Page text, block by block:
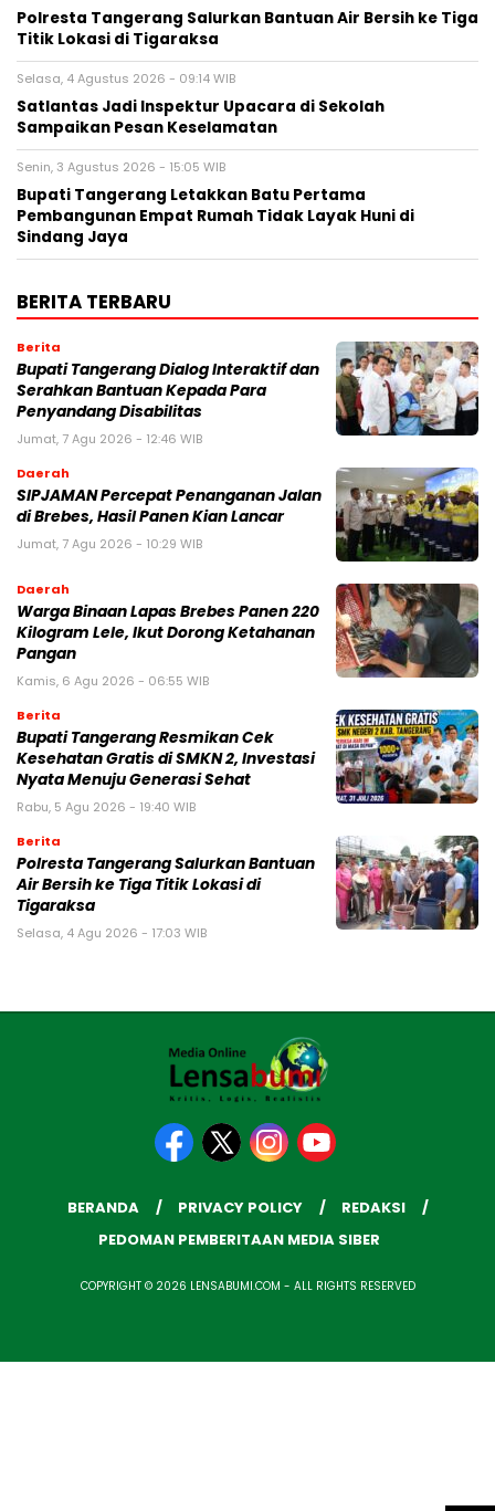
Polresta Tangerang Salurkan Bantuan Air Bersih ke Tiga
Titik Lokasi di Tigaraksa
Selasa, 4 Agustus 2026 - 09:14 WIB
Satlantas Jadi Inspektur Upacara di Sekolah
Sampaikan Pesan Keselamatan
Senin, 3 Agustus 2026 - 15:05 WIB
Bupati Tangerang Letakkan Batu Pertama
Pembangunan Empat Rumah Tidak Layak Huni di
Sindang Jaya
BERITA TERBARU
Berita
Bupati Tangerang Dialog Interaktif dan
Serahkan Bantuan Kepada Para
Penyandang Disabilitas
Jumat, 7 Agu 2026 - 12:46 WIB
Daerah
SIPJAMAN Percepat Penanganan Jalan
di Brebes, Hasil Panen Kian Lancar
Jumat, 7 Agu 2026 - 10:29 WIB
Daerah
Warga Binaan Lapas Brebes Panen 220
Kilogram Lele, Ikut Dorong Ketahanan
Pangan
Kamis, 6 Agu 2026 - 06:55 WIB
Berita
‎Bupati Tangerang Resmikan Cek
Kesehatan Gratis di SMKN 2, Investasi
Nyata Menuju Generasi Sehat
Rabu, 5 Agu 2026 - 19:40 WIB
Berita
Polresta Tangerang Salurkan Bantuan
Air Bersih ke Tiga Titik Lokasi di
Tigaraksa
Selasa, 4 Agu 2026 - 17:03 WIB
BERANDA PRIVACY POLICY
REDAKSI
PEDOMAN PEMBERITAAN MEDIA SIBER
COPYRIGHT © 2026 LENSABUMI.COM - ALL RIGHTS RESERVED